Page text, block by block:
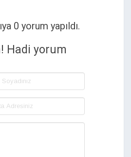
0 yorum yapıldı.
Hadi yorum